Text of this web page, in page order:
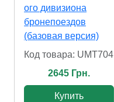
ого дивизиона
бронепоездов
(базовая версия)
Код товара: UMT704
2645 Грн.
Купить